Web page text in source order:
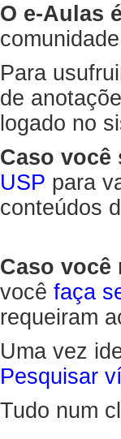
O e-Aulas
Para
de
logado no
Caso você
USP para
conteúdos
Caso você
você faça
requeiram
Uma vez
Pesquisar
Tudo num